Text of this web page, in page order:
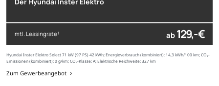
mtl. Leasingrate1 ab 129,- €
Hyundai Inster Elektro Select 71 kW (97 PS) 42 kWh; Energieverbrauch (kombiniert): 14,3 kWh/100 km; CO₂-
Emissionen (kombiniert): 0 g/km; CO₂-Klasse: A; Elektrische Reichweite: 327 km
Zum Gewerbeangebot